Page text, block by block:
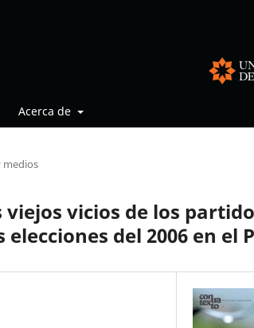
Acerca de
medios
vicios de los
del 2006 en el